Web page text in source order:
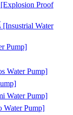
Proof
Water
Pump]
Pump]
Water Pump]
Pump]